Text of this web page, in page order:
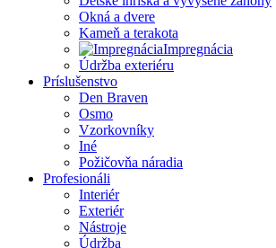
Okná a dvere
Kameň a terakota
Impregnácia
Údržba exteriéru
Príslušenstvo
Den Braven
Osmo
Vzorkovníky
Iné
Požičovňa náradia
Profesionáli
Interiér
Exteriér
Nástroje
Údržba